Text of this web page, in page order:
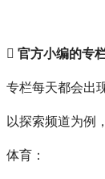
 官方小编的专
专栏每天都会出
以探索频道为例
体育：